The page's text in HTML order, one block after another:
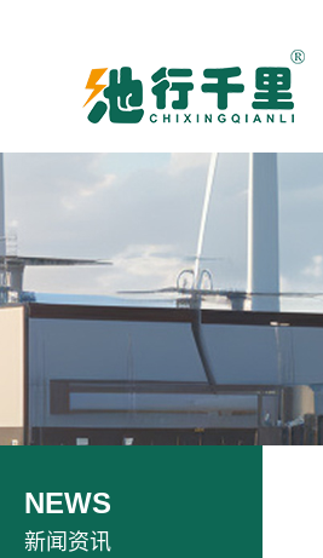
新闻资讯
NEWS